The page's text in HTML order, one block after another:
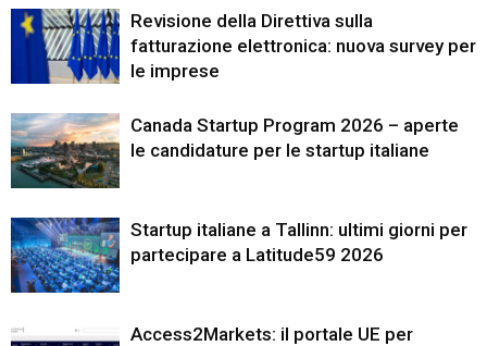
Revisione della Direttiva sulla
fatturazione elettronica: nuova survey per
le imprese
Canada Startup Program 2026 – aperte
le candidature per le startup italiane
Startup italiane a Tallinn: ultimi giorni per
partecipare a Latitude59 2026
Access2Markets: il portale UE per